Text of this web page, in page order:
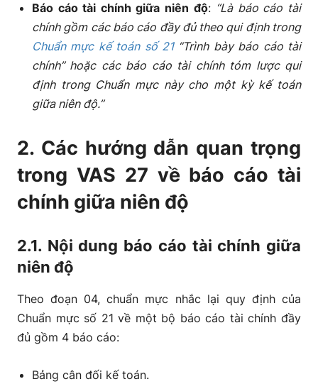
Báo cáo tài chính giữa niên độ: “Là báo cáo tài
chính gồm các báo cáo đầy đủ theo qui định trong
Chuẩn mực kế toán số 21“Trình bày báo cáo tài
chính” hoặc các báo cáo tài chính tóm lược qui
định trong Chuẩn mực này cho một kỳ kế toán
giữa niên độ.”
2. Các hướng dẫn quan trọng
trong VAS 27 về báo cáo tài
chính giữa niên độ
2.1. Nội dung báo cáo tài chính giữa
niên độ
Theo đoạn 04, chuẩn mực nhắc lại quy định của
Chuẩn mực số 21 về một bộ báo cáo tài chính đầy
đủ gồm 4 báo cáo:
Bảng cân đối kế toán.